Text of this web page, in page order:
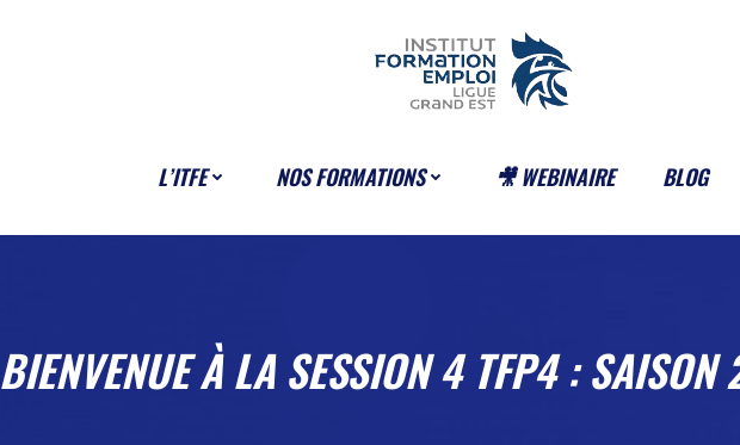
L’ITFE NOS FORMATIONS 🎥 WEBINAIRE BLOG
BIENVENUE À LA SESSION 4 TFP4 :